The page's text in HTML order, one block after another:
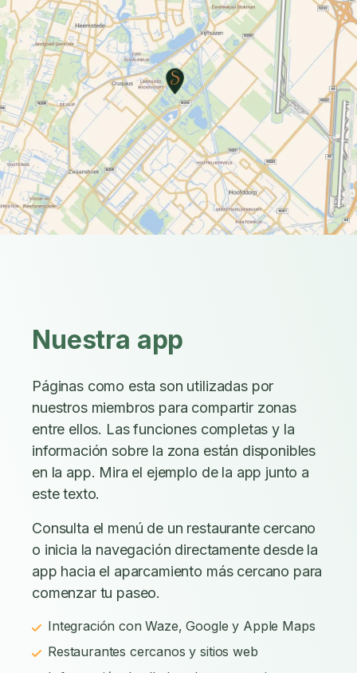
Nuestra app
Páginas como esta son utilizadas por
nuestros miembros para compartir zonas
entre ellos. Las funciones completas y la
información sobre la zona están disponibles
en la app. Mira el ejemplo de la app junto a
este texto.
Consulta el menú de un restaurante cercano
o inicia la navegación directamente desde la
app hacia el aparcamiento más cercano para
comenzar tu paseo.
Integración con Waze, Google y Apple Maps
Restaurantes cercanos y sitios web